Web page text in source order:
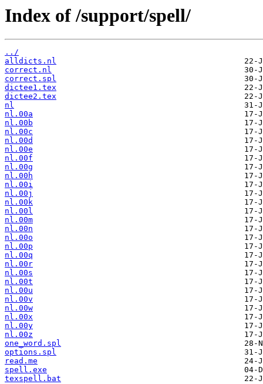
Index of /support/spell/
../
alldicts.nl
correct.nl
correct.spl
dictee1.tex
dictee2.tex
nl
nl.00a
nl.00b
nl.00c
nl.00d
nl.00e
nl.00f
nl.00g
nl.00h
nl.00i
nl.00j
nl.00k
nl.00l
nl.00m
nl.00n
nl.00o
nl.00p
nl.00q
nl.00r
nl.00s
nl.00t
nl.00u
nl.00v
nl.00w
nl.00x
nl.00y
nl.00z
one_word.spl
options.spl
read.me
spell.exe
texspell.bat